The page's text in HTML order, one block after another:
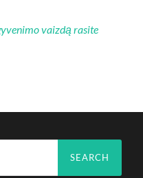
vaizdą rasite